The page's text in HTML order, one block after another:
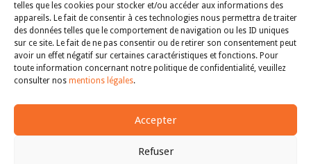
telles que les cookies pour stocker et/ou accéder aux informations des
appareils. Le fait de consentir à ces technologies nous permettra de traiter
des données telles que le comportement de navigation ou les ID uniques
sur ce site. Le fait de ne pas consentir ou de retirer son consentement peut
avoir un effet négatif sur certaines caractéristiques et fonctions. Pour
toute information concernant notre politique de confidentialité, veuillez
consulter nos mentions légales.
Accepter
Refuser
que la femme qui devient mère suite à une convention de
gestation pour autrui ne peut invoquer le bénéfice des
dispositions européennes relatives au congé maternité, au